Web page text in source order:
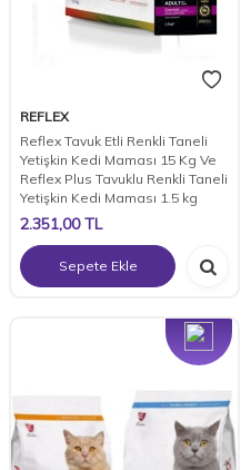
REFLEX
Reflex Tavuk Etli Renkli Taneli
Yetişkin Kedi Maması 15 Kg Ve
Reflex Plus Tavuklu Renkli Taneli
Yetişkin Kedi Maması 1.5 kg
2.351,00TL
Sepete Ekle
Yeni